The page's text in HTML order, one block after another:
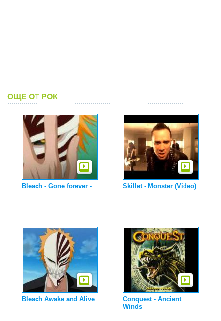
ОЩЕ ОТ РОК
Bleach - Gone forever - Skillet - Monster (Video)
Bleach Awake and Alive
Conquest - Ancient
Winds